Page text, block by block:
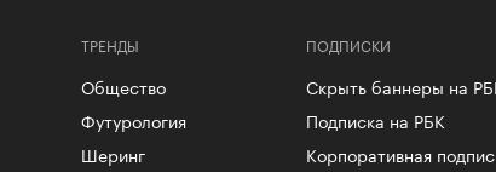
ТРЕНДЫ
Общество
Футурология
Шеринг
ПОДПИСКИ
Скрыть баннеры на
Подписка на РБК
Корпоративная